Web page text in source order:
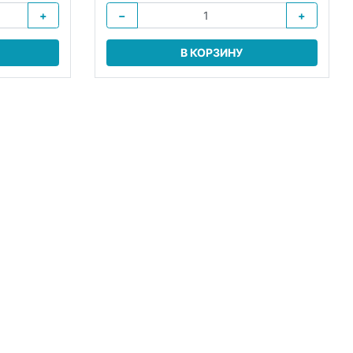
+
−
+
В КОРЗИНУ